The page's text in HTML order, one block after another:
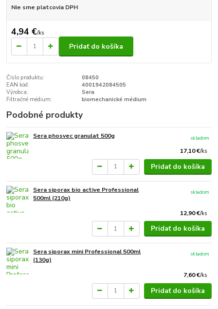
Nie sme platcovia DPH
4,94 €/ks
Pridať do košíka
Číslo produktu:
08450
EAN kód:
4001942084505
Výrobca:
Sera
Filtračné médium:
biomechanické médium
Podobné produkty
Sera phosvec granulat 500g
17,10 €/ks
skladom
Pridať do košíka
Sera siporax bio active Professional
500ml (210g)
12,90 €/ks
skladom
Pridať do košíka
Sera siporax mini Professional 500ml
(130g)
7,60 €/ks
skladom
Pridať do košíka